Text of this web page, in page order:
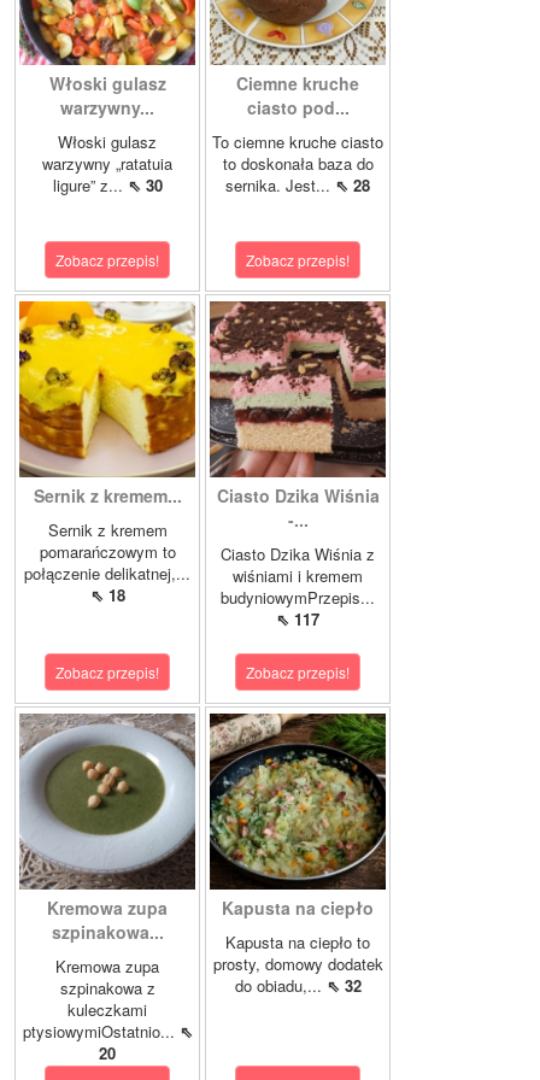
Włoski gulasz
warzywny...
Włoski gulasz
warzywny „ratatuia
ligure” z... ⇖ 30
Zobacz przepis!
Ciemne kruche
ciasto pod...
To ciemne kruche ciasto
to doskonała baza do
sernika. Jest... ⇖ 28
Zobacz przepis!
Sernik z kremem...
Sernik z kremem
pomarańczowym to
połączenie delikatnej,...
⇖ 18
Zobacz przepis!
Ciasto Dzika Wiśnia
-...
Ciasto Dzika Wiśnia z
wiśniami i kremem
budyniowymPrzepis...
⇖ 117
Zobacz przepis!
Kremowa zupa
szpinakowa...
Kremowa zupa
szpinakowa z
kuleczkami
ptysiowymiOstatnio... ⇖
20
Kapusta na ciepło
Kapusta na ciepło to
prosty, domowy dodatek
do obiadu,... ⇖ 32